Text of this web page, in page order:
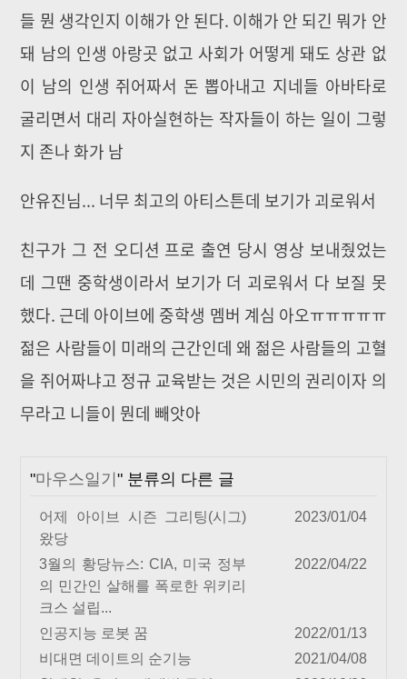
들 뭔 생각인지 이해가 안 된다. 이해가 안 되긴 뭐가 안
돼 남의 인생 아랑곳 없고 사회가 어떻게 돼도 상관 없
이 남의 인생 쥐어짜서 돈 뽑아내고 지네들 아바타로
굴리면서 대리 자아실현하는 작자들이 하는 일이 그렇
지 존나 화가 남
안유진님... 너무 최고의 아티스튼데 보기가 괴로워서
친구가 그 전 오디션 프로 출연 당시 영상 보내줬었는
데 그땐 중학생이라서 보기가 더 괴로워서 다 보질 못
했다. 근데 아이브에 중학생 멤버 계심 아오ㅠㅠㅠㅠㅠ
젊은 사람들이 미래의 근간인데 왜 젊은 사람들의 고혈
을 쥐어짜냐고 정규 교육받는 것은 시민의 권리이자 의
무라고 니들이 뭔데 빼앗아
"마우스일기" 분류의 다른 글
어제 아이브 시즌 그리팅(시그)
왔당
2023/01/04
3월의 황당뉴스: CIA, 미국 정부
의 민간인 살해를 폭로한 위키리
크스 설립...
2022/04/22
인공지능 로봇 꿈
2022/01/13
비대면 데이트의 순기능
2021/04/08